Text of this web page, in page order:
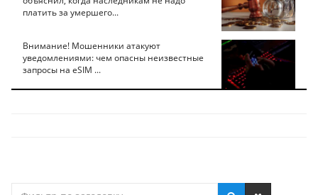
платить за умершего...
Внимание! Мошенники атакуют
уведомлениями: чем опасны неизвестные
запросы на eSIM ...